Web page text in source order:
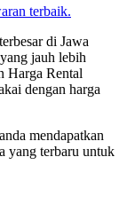
terbaik.
di Jawa
jauh lebih
Harga Rental
dengan harga
mendapatkan
yang terbaru untuk